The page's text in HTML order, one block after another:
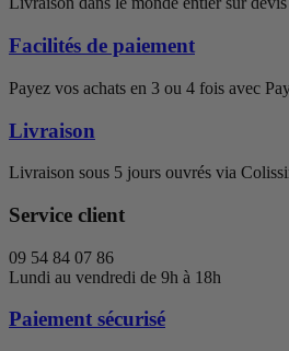
Facilités de paiement
Payez vos achats en 3 ou 4 fois avec
Livraison
Livraison sous 5 jours ouvrés via
Service client
09 54 84 07 86
Lundi au vendredi de 9h à 18h
Paiement sécurisé